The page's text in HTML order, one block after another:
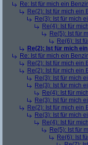
Re: Ist für mich ein
Re(2): Ist für mich ein
Re(3): Ist für mich
Re(4): Ist für
Re(5): Ist für
Re(6): Ist
Re(2): Ist für mich
Re: Ist für mich ein
Re(2): Ist für mich ein
Re(2): Ist für mich ein
Re(3): Ist für mich
Re(3): Ist für mich
Re(4): Ist für
Re(3): Ist für mich
Re(2): Ist für mich ein
Re(3): Ist für mich
Re(4): Ist für
Re(5): Ist für
Re(6): Ist